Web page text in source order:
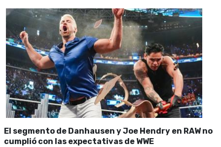
El segmento de Danhausen y Joe Hendry en RAW no
cumplió con las expectativas de WWE